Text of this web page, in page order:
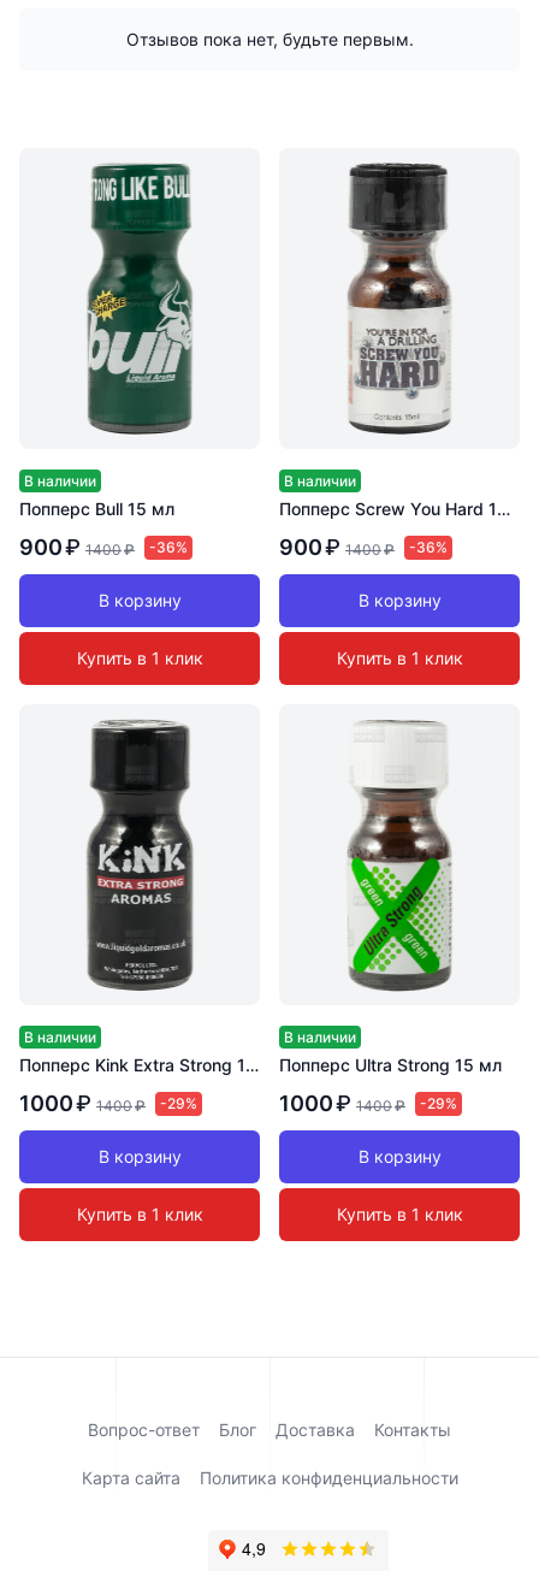
Отзывов пока нет, будьте первым.
В наличии
Попперс Bull 15 мл
900₽ 1400₽ -36%
В корзину
Купить в 1 клик
В наличии
Попперс Screw You Hard 15 мл
900₽ 1400₽ -36%
В корзину
Купить в 1 клик
В наличии
Попперс Kink Extra Strong 15 мл
1000₽ 1400₽ -29%
В корзину
Купить в 1 клик
В наличии
Попперс Ultra Strong 15 мл
1000₽ 1400₽ -29%
В корзину
Купить в 1 клик
Вопрос-ответ Блог Доставка Контакты
Карта сайта Политика конфиденциальности